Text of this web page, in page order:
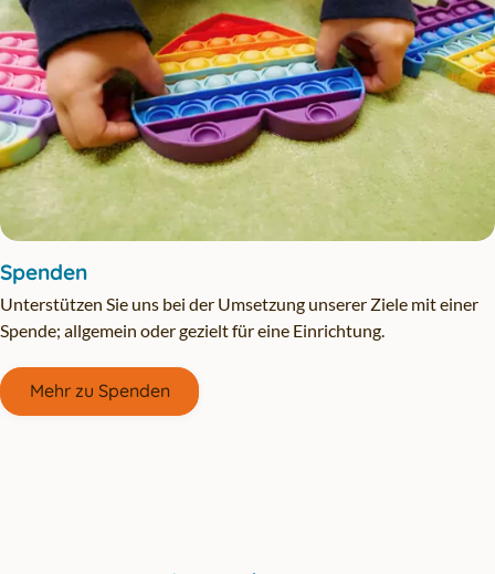
Spenden
Unterstützen Sie uns bei der Umsetzung unserer Ziele mit einer
Spende; allgemein oder gezielt für eine Einrichtung.
Mehr zu Spenden